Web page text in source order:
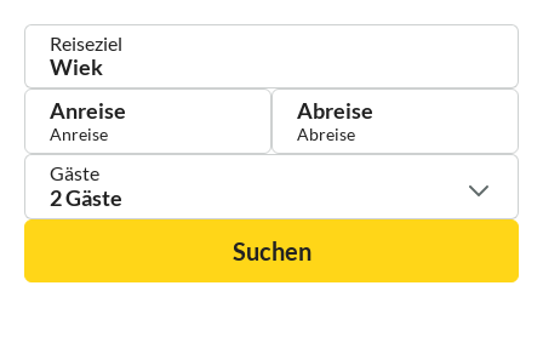
Reiseziel
Anreise Abreise
Gäste
2 Gäste
Suchen